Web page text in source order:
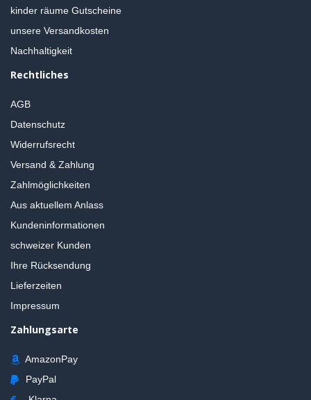
kinder räume Gutscheine
unsere Versandkosten
Nachhaltigkeit
Rechtliches
AGB
Datenschutz
Widerrufsrecht
Versand & Zahlung
Zahlmöglichkeiten
Aus aktuellem Anlass
Kundeninformationen
schweizer Kunden
Ihre Rücksendung
Lieferzeiten
Impressum
Zahlungsarte
AmazonPay
PayPal